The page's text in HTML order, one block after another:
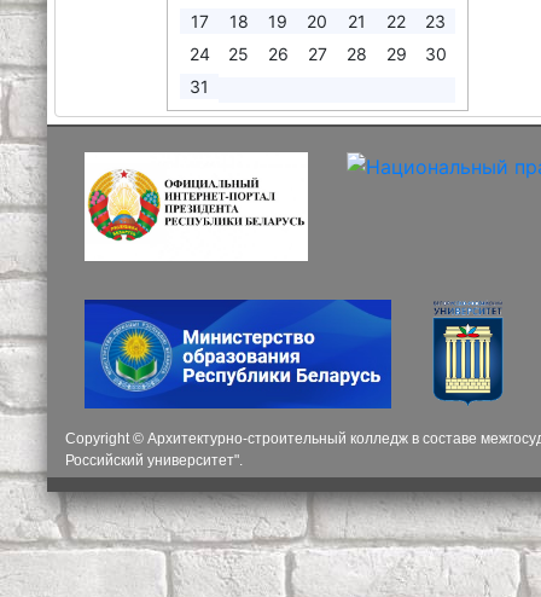
17
18 19 20 21 22
23
24
25 26 27 28 29
30
31
Copyright © Архитектурно-строительный колледж в составе
Российский университет".